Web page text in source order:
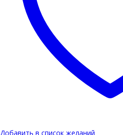
Добавить в список желаний